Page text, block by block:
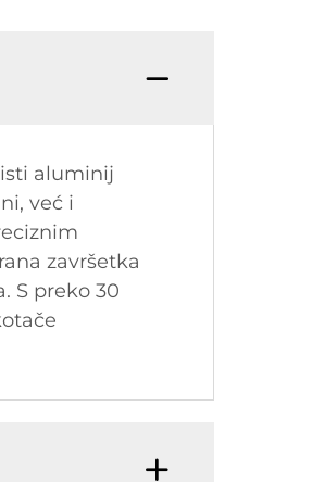
aluminij
već i
završetka
S preko 30